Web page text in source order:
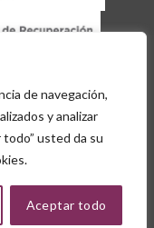
de navegación,
y analizar
usted da su
Aceptar todo
DE PRIVACIDAD